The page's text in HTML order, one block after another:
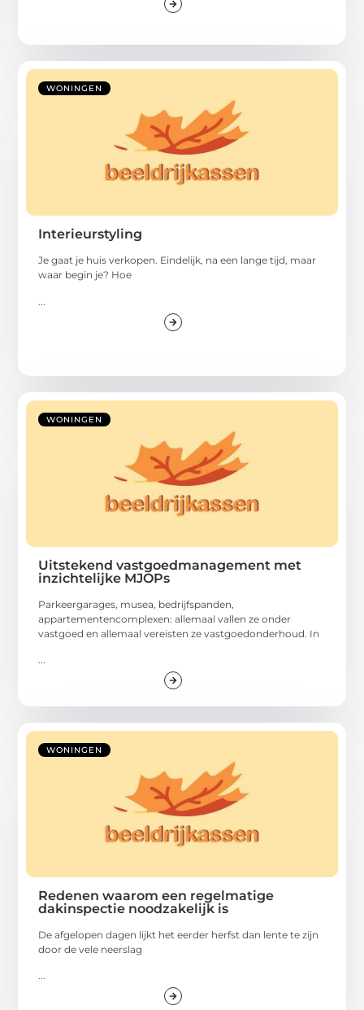
WONINGEN
Interieurstyling
Je gaat je huis verkopen. Eindelijk, na een lange tijd, maar
waar begin je? Hoe
WONINGEN
Uitstekend vastgoedmanagement met
inzichtelijke MJOPs
Parkeergarages, musea, bedrijfspanden,
appartementencomplexen: allemaal vallen ze onder
vastgoed en allemaal vereisten ze vastgoedonderhoud. In
WONINGEN
Redenen waarom een regelmatige
dakinspectie noodzakelijk is
De afgelopen dagen lijkt het eerder herfst dan lente te zijn
door de vele neerslag
...